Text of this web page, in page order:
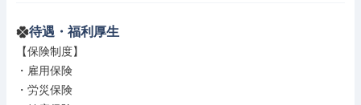
待遇・福利厚生
【保険制度】
・雇用保険
・労災保険